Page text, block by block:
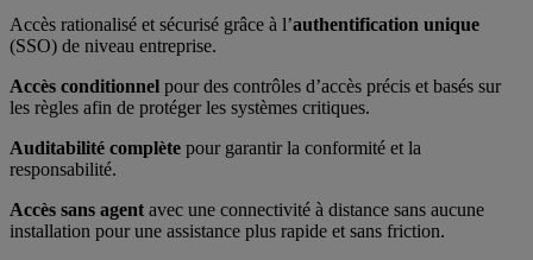
Accès rationalisé et sécurisé grâce à l’authentification unique
(SSO) de niveau entreprise.
Accès conditionnel pour des contrôles d’accès précis et basés sur
les règles afin de protéger les systèmes critiques.
Auditabilité complète pour garantir la conformité et la
responsabilité.
Accès sans agent avec une connectivité à distance sans aucune
installation pour une assistance plus rapide et sans friction.